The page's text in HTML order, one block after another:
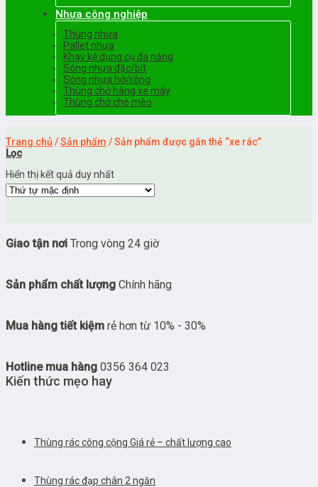
Nhựa công nghiệp
Thùng nhựa
Pallet nhựa
Khay kệ dụng cụ đa năng
Sóng nhựa đặc/bít
Sóng nhựa hở/rỗng
Thùng chở hàng xe máy
Thùng chở chó mèo
Trang chủ /Sản phẩm /Sản phẩm được gắn thẻ “xe rác”
Lọc
Hiển thị kết quả duy nhất
Giao tận nơi Trong vòng 24 giờ
Sản phẩm chất lượng Chính hãng
Mua hàng tiết kiệm rẻ hơn từ 10% - 30%
Hotline mua hàng 0356 364 023
Kiến thức mẹo hay
Thùng rác công cộng Giá rẻ – chất lượng cao
Thùng rác đạp chân 2 ngăn